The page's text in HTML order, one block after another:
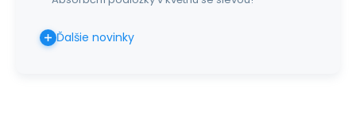
Ďalšie novinky